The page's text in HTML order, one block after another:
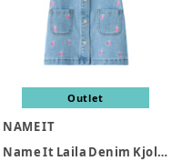
Outlet
NAME IT
Name It Laila Denim Kjole - Light Blue Denim